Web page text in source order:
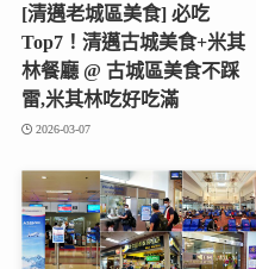
[清邁老城區美食] 必吃
Top7！清邁古城美食+米其
林餐廳 @ 古城區美食不踩
雷,米其林吃好吃滿
2026-03-07